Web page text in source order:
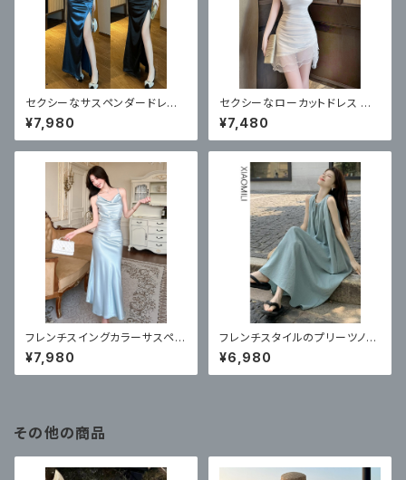
セクシーなサスペンダードレス、
ロングソフトスタイル
¥7,980
セクシーなローカットドレス ショ
ートスカートフットバス
¥7,480
フレンチスイングカラーサスペン
ダーサテンドレス
¥7,980
フレンチスタイルのプリーツノー
スリーブドレス
¥6,980
その他の商品